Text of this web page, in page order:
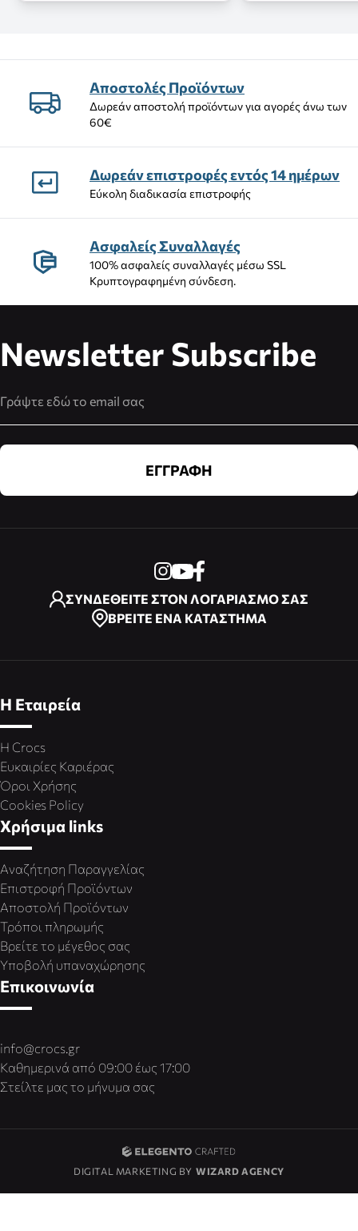
Αποστολές Προϊόντων
Δωρεάν αποστολή προϊόντων για αγορές άνω των
60€
Δωρεάν επιστροφές εντός 14 ημέρων
Εύκολη διαδικασία επιστροφής
Ασφαλείς Συναλλαγές
100% ασφαλείς συναλλαγές μέσω SSL
Κρυπτογραφημένη σύνδεση.
Newsletter Subscribe
ΕΓΓΡΑΦΗ
ΣΥΝΔΕΘΕΙΤΕ ΣΤΟΝ ΛΟΓΑΡΙΑΣΜΟ ΣΑΣ
ΒΡΕΙΤΕ ΕΝΑ ΚΑΤΑΣΤΗΜΑ
Η Εταιρεία
Η Crocs
Ευκαιρίες Καριέρας
Όροι Χρήσης
Cookies Policy
Χρήσιμα links
Αναζήτηση Παραγγελίας
Επιστροφή Προϊόντων
Αποστολή Προϊόντων
Τρόποι πληρωμής
Βρείτε το μέγεθος σας
Υποβολή υπαναχώρησης
Επικοινωνία
info@crocs.gr
Καθημερινά από 09:00 έως 17:00
Στείλτε μας το μήνυμα σας
DIGITAL MARKETING BY WIZARD AGENCY